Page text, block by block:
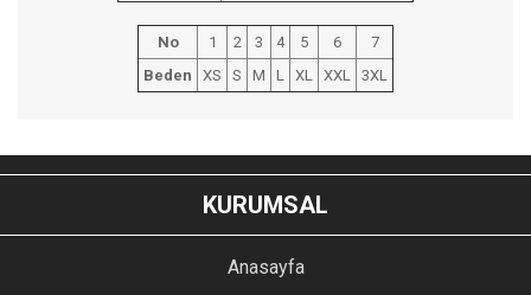
No 1 2 3 4 5 6
7
Beden
XS S M L XL XXL 3XL
YORUM YAZ
Bu ürünün fiyat bilgisi, resim, ürün açıklamalarında ve diğer
konularda yetersiz gördüğünüz noktaları öneri formunu
kullanarak tarafımıza iletebilirsiniz.
Ürün resmi kalitesiz, bozuk veya görüntülenemiyor.
KURUMSAL
Anasayfa